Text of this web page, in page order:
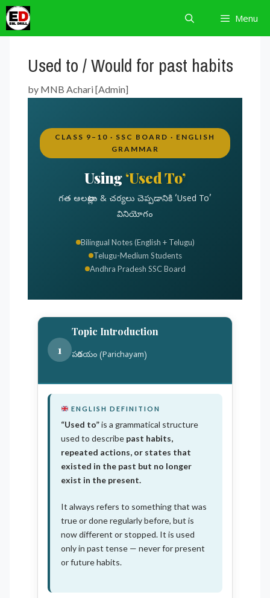
Skip
to
content
Menu
Used to / Would for past habits
by MNB Achari [Admin]
CLASS 9–10 · SSC BOARD · ENGLISH
GRAMMAR
Using‘Used To’
గత అలవాట్లు & చర్యలు చెప్పడానికి ‘Used To’
వినియోగం
Bilingual Notes (English + Telugu)
Telugu-Medium Students
Andhra Pradesh SSC Board
1
Topic Introduction
పరిచయం (Parichayam)
ENGLISH DEFINITION
“Used to”is a grammatical structure
used to describe past habits,
repeated actions, or states that
existed in the past but no longer
exist in the present.
It always refers to something that was
true or done regularly before, but is
now different or stopped. It is used
only in past tense — never for present
or future habits.